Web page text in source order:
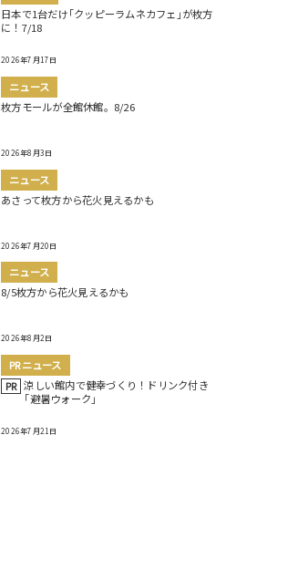
日本で1台だけ｢クッピーラムネカフェ｣が枚方
に！7/18
2026年7月17日
ニュース
枚方モールが全館休館。8/26
2026年8月3日
ニュース
あさって枚方から花火見えるかも
2026年7月20日
ニュース
8/5枚方から花火見えるかも
2026年8月2日
PRニュース
PR 涼しい館内で健幸づくり！ドリンク付き
｢避暑ウォーク｣
2026年7月21日